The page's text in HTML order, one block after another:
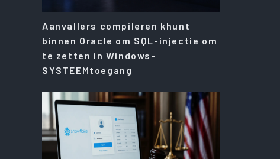
Aanvallers compileren khunt
binnen Oracle om SQL-injectie om
te zetten in Windows-
SYSTEEMtoegang